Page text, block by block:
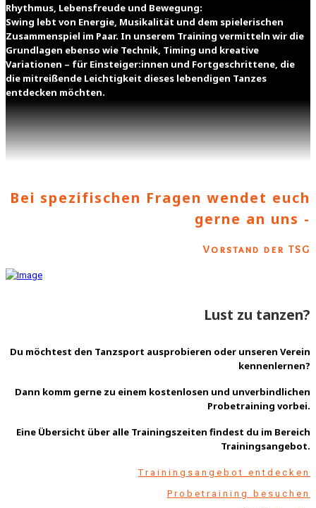
Rhythmus, Lebensfreude und Bewegung:
Swing lebt von Energie, Musikalität und dem spielerischen
Zusammenspiel im Paar. In unserem Training vermitteln wir die
Grundlagen ebenso wie Technik, Timing und kreative
Variationen – für Einsteiger:innen und Fortgeschrittene, die
die mitreißende Leichtigkeit dieses lebendigen Tanzes
entdecken möchten.
Bei spezifischen Fragen wendet euch
gerne an uns -
Vorstand der TSG
Lust zu tanzen?
Du möchtest den Tanzsport ausprobieren oder unseren Verein
kennenlernen?
Dann komm gerne zu einem kostenlosen und unverbindlichen
Probetraining vorbei.
Eine Übersicht über alle Trainingszeiten findest du im Bereich
Trainingsangebot.
Trainingsangebot entdecken
Probetraining besuchen